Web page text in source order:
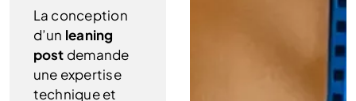
La conception
d’un leaning
post demande
une expertise
technique et